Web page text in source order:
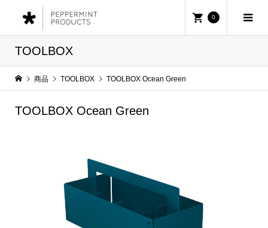
0
TOOLBOX
商品 TOOLBOX TOOLBOX Ocean Green
TOOLBOX Ocean Green